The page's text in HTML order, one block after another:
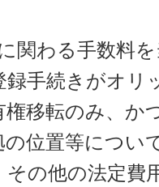
関わる手数料
録手続きがオリ
権移転のみ、か
の位置等につい
その他の法定費